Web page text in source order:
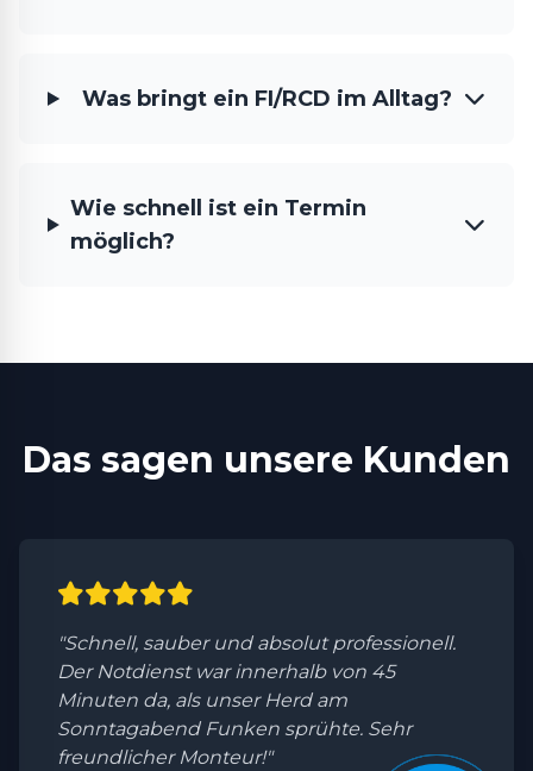
Was bringt ein FI/RCD im Alltag?
Wie schnell ist ein Termin
möglich?
Das sagen unsere Kunden
"Schnell, sauber und absolut professionell.
Der Notdienst war innerhalb von 45
Minuten da, als unser Herd am
Sonntagabend Funken sprühte. Sehr
freundlicher Monteur!"